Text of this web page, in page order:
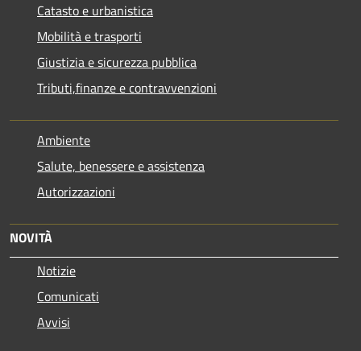
Catasto e urbanistica
Mobilità e trasporti
Giustizia e sicurezza pubblica
Tributi,finanze e contravvenzioni
Ambiente
Salute, benessere e assistenza
Autorizzazioni
NOVITÀ
Notizie
Comunicati
Avvisi